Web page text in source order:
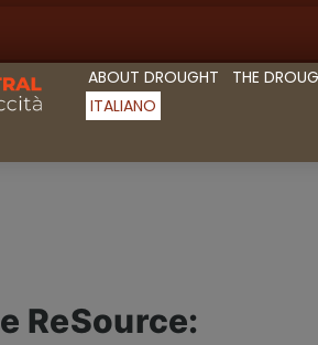
ABOUT DROUGHT THE
ITALIANO
ReSource: